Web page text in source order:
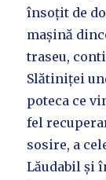
însoțit de
mașină
traseu,
Slătiniței
poteca ce
fel
sosire, a
Lăudabil și